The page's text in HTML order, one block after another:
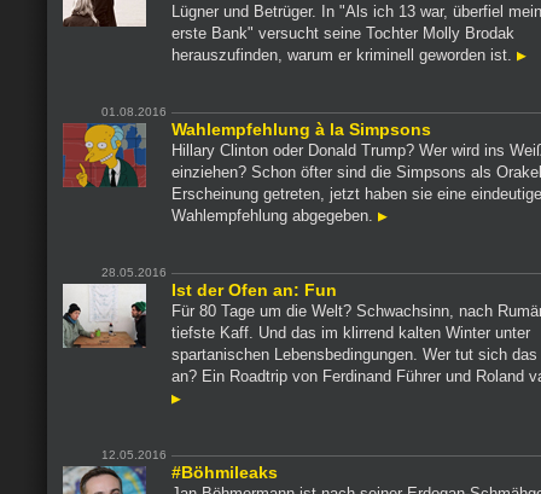
Lügner und Betrüger. In "Als ich 13 war, überfiel
erste Bank" versucht seine Tochter Molly Brodak
herauszufinden, warum er kriminell geworden ist.
01.08.2016
Wahlempfehlung à la Simpsons
Hillary Clinton oder Donald Trump? Wer wird ins
einziehen? Schon öfter sind die Simpsons als
Erscheinung getreten, jetzt haben sie eine
Wahlempfehlung abgegeben.
28.05.2016
Ist der Ofen an: Fun
Für 80 Tage um die Welt? Schwachsinn, nach
tiefste Kaff. Und das im klirrend kalten Winter unter
spartanischen Lebensbedingungen. Wer tut sich
an? Ein Roadtrip von Ferdinand Führer und Roland
12.05.2016
#Böhmileaks